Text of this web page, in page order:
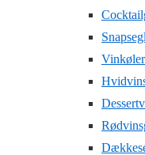
Vinkøler